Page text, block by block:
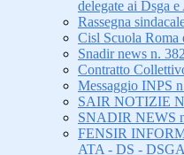
delegate ai Dsga
Rassegna
Cisl Scuola Roma
Snadir news n. 382
Contratto
Messaggio INPS
SAIR NOTIZIE
SNADIR NEWS
FENSIR
ATA - DS - DSGA